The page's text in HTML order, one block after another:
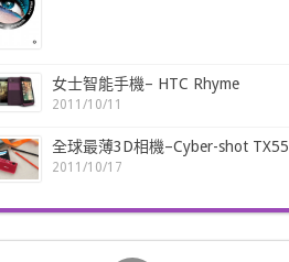
女士智能手機– HTC Rhyme
2011/10/11
全球最薄3D相機–Cyber-shot TX55
2011/10/17